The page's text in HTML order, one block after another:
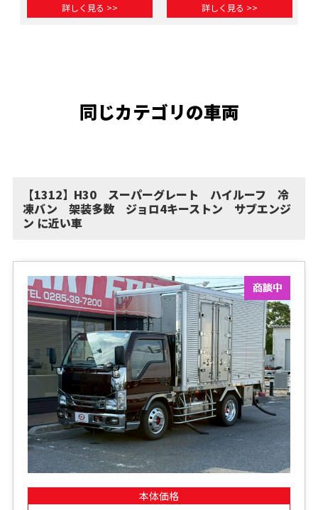
詳しく見る >> 詳しく見る >>
同じカテゴリの車両
【1312】H30 スーパーグレート ハイルーフ 冷
凍バン 架装多数 ジョロ4キーストン サブエンジ
ン に近い車
本体価格